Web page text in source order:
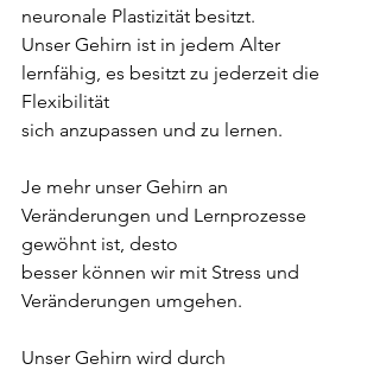
neuronale Plastizität besitzt.
Unser Gehirn ist in jedem Alter
lernfähig, es besitzt zu jederzeit die
Flexibilität
sich anzupassen und zu lernen.
Je mehr unser Gehirn an
Veränderungen und Lernprozesse
gewöhnt ist, desto
besser können wir mit Stress und
Veränderungen umgehen.
Unser Gehirn wird durch